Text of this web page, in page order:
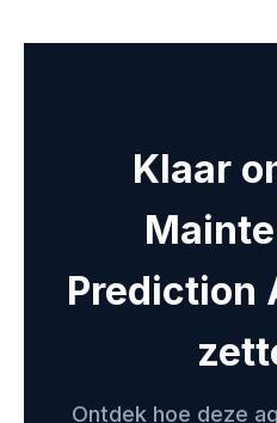
Klaar
Prediction
Ontdek hoe deze